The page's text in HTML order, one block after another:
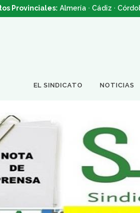
Provinciales: Almería · Cádiz ·
EL SINDICATO NOTICIAS